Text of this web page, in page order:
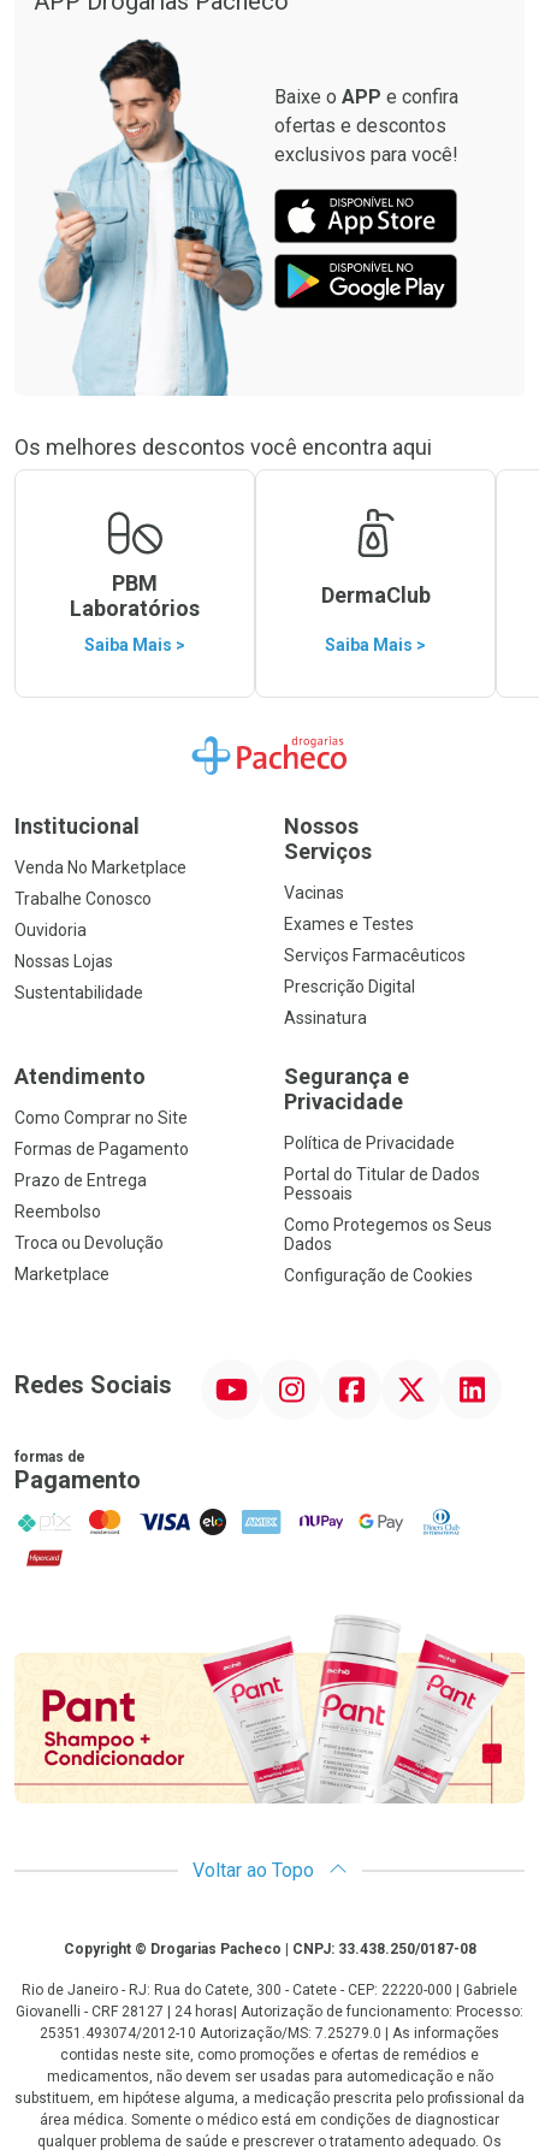
Comprar sem Desconto
Baixe o APP e confira
ofertas e descontos
exclusivos para você!
Os melhores descontos você encontra aqui
PBM
Laboratórios
Saiba Mais >
DermaClub
Saiba Mais >
Ir para a Home
Institucional
Venda No Marketplace
Trabalhe Conosco
Ouvidoria
Nossas Lojas
Sustentabilidade
Nossos
Serviços
Vacinas
Exames e Testes
Serviços Farmacêuticos
Prescrição Digital
Assinatura
Atendimento
Como Comprar no Site
Formas de Pagamento
Prazo de Entrega
Reembolso
Troca ou Devolução
Marketplace
Segurança e
Privacidade
Política de Privacidade
Portal do Titular de Dados
Pessoais
Como Protegemos os Seus
Dados
Configuração de Cookies
Redes Sociais InstagramFacebookTwitter Linkedin
formas de
Pagamento
PIX MasterCard
VISA ELO AMEX NuPay Google PayDiners Club
Hipercard
Promoção em Destaque
Voltar ao Topo
CopyrightCopyright © Drogarias Pacheco | CNPJ: 33.438.250/0187-08
Rio de Janeiro - RJ: Rua do Catete, 300 - Catete - CEP: 22220-000 | Gabriele
Giovanelli - CRF 28127 | 24 horas| Autorização de funcionamento: Processo:
25351.493074/2012-10 Autorização/MS: 7.25279.0 | As informações
contidas neste site, como promoções e ofertas de remédios e
medicamentos, não devem ser usadas para automedicação e não
substituem, em hipótese alguma, a medicação prescrita pelo profissional da
área médica. Somente o médico está em condições de diagnosticar
qualquer problema de saúde e prescrever o tratamento adequado. Os